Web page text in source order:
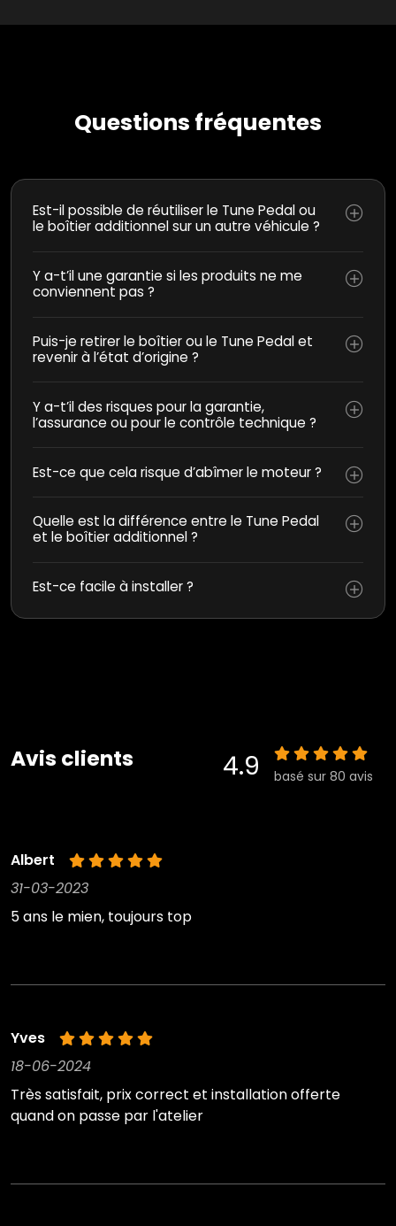
Questions fréquentes
Est-il possible de réutiliser le Tune Pedal ou
le boîtier additionnel sur un autre véhicule ?
Y a-t’il une garantie si les produits ne me
conviennent pas ?
Puis-je retirer le boîtier ou le Tune Pedal et
revenir à l’état d’origine ?
Y a-t’il des risques pour la garantie,
l’assurance ou pour le contrôle technique ?
Est-ce que cela risque d’abîmer le moteur ?
Quelle est la différence entre le Tune Pedal
et le boîtier additionnel ?
Est-ce facile à installer ?
Avis clients 4.9 basé sur 80 avis
Albert
31-03-2023
5 ans le mien, toujours top
Yves
18-06-2024
Très satisfait, prix correct et installation offerte
quand on passe par l'atelier